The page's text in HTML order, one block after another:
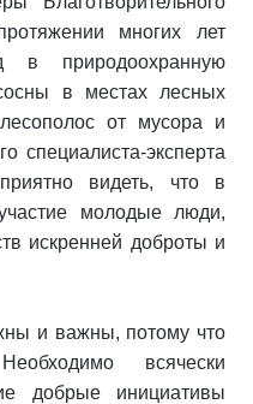
многих лет
в природоохранную
в местах лесных
от мусора и
специалиста-эксперта
видеть, что в
молодые люди,
искренней доброты и
и важны, потому что
всячески
добрые инициативы